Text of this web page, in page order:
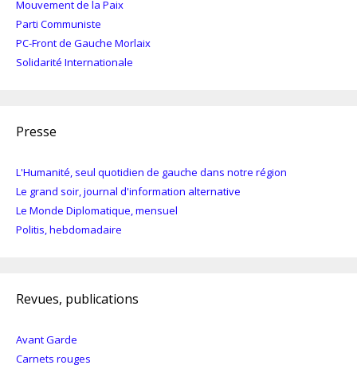
Mouvement de la Paix
Parti Communiste
PC-Front de Gauche Morlaix
Solidarité Internationale
Presse
L'Humanité, seul quotidien de gauche dans notre région
Le grand soir, journal d'information alternative
Le Monde Diplomatique, mensuel
Politis, hebdomadaire
Revues, publications
Avant Garde
Carnets rouges